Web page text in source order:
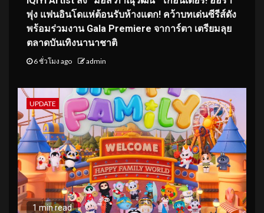
พุ่ง แฟนอินโดแห่ต้อนรับห้างแตก! คว้าบทเด่นซีรีส์ดัง
พร้อมร่วมงาน Gala Premiere จาการ์ตา เตรียมลุย
ตลาดบันเทิงนานาชาติ
6 ชั่วโมง ago admin
UPDATE
1 min read